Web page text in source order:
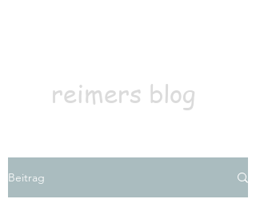
reimers blog
Beitrag